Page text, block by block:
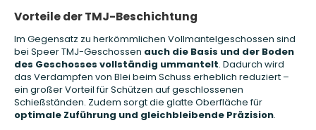
Vorteile der TMJ-Beschichtung
Im Gegensatz zu herkömmlichen Vollmantelgeschossen sind
bei Speer TMJ-Geschossen auch die Basis und der Boden
des Geschosses vollständig ummantelt. Dadurch wird
das Verdampfen von Blei beim Schuss erheblich reduziert –
ein großer Vorteil für Schützen auf geschlossenen
Schießständen. Zudem sorgt die glatte Oberfläche für
optimale Zuführung und gleichbleibende Präzision.